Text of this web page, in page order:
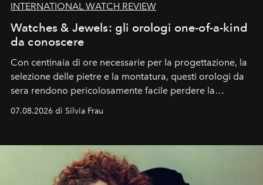
INTERNATIONAL WATCH REVIEW
Watches & Jewels: gli orologi one-of-a-kind
da conoscere
Con centinaia di ore necessarie per la progettazione, la
selezione delle pietre e la montatura, questi orologi da
sera rendono pericolosamente facile perdere la
cognizione del tempo. Ma con quadranti così
07.08.2026 di Silvia Frau